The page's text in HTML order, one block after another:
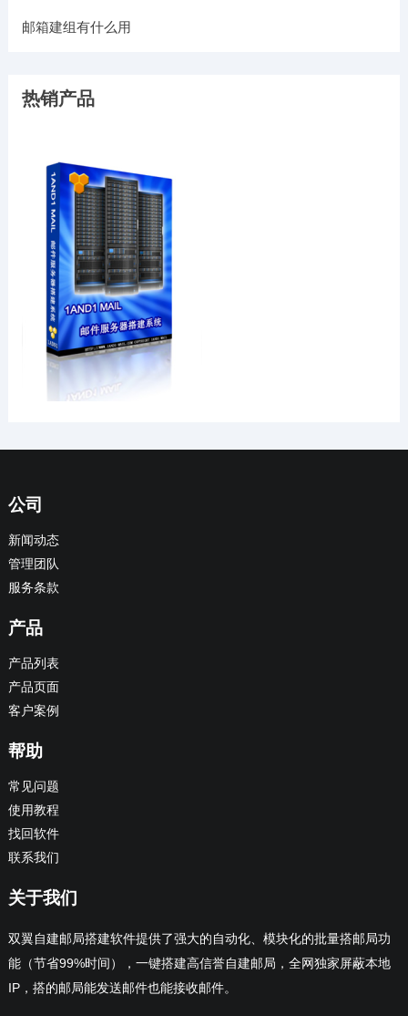
邮箱建组有什么用
热销产品
公司
新闻动态
管理团队
服务条款
产品
产品列表
产品页面
客户案例
帮助
常见问题
使用教程
找回软件
联系我们
关于我们
双翼自建邮局搭建软件提供了强大的自动化、模块化的批量搭邮局功
能（节省99%时间），一键搭建高信誉自建邮局，全网独家屏蔽本地
IP，搭的邮局能发送邮件也能接收邮件。